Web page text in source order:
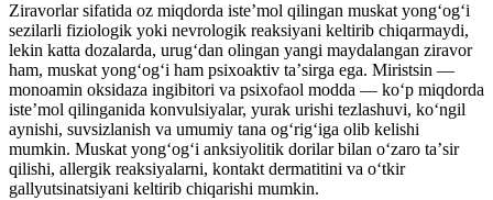
Ziravorlar sifatida oz miqdorda isteʼmol qilingan muskat yongʻogʻi
sezilarli fiziologik yoki nevrologik reaksiyani keltirib chiqarmaydi,
lekin katta dozalarda, urug‘dan olingan yangi maydalangan ziravor
ham, muskat yongʻogʻi ham psixoaktiv taʼsirga ega. Miristsin —
monoamin oksidaza ingibitori va psixofaol modda — koʻp miqdorda
isteʼmol qilinganida konvulsiyalar, yurak urishi tezlashuvi, koʻngil
aynishi, suvsizlanish va umumiy tana ogʻrigʻiga olib kelishi
mumkin. Muskat yongʻogʻi anksiyolitik dorilar bilan oʻzaro taʼsir
qilishi, allergik reaksiyalarni, kontakt dermatitini va oʻtkir
gallyutsinatsiyani keltirib chiqarishi mumkin.